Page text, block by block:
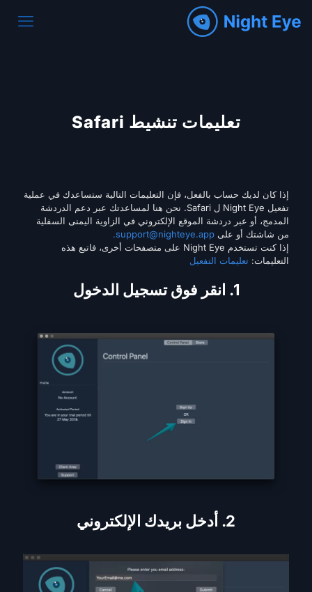
تعليمات تنشيط Safari
إذا كان لديك حساب بالفعل، فإن التعليمات التالية ستساعدك في عملية
تفعيل Night Eye ل Safari. نحن هنا لمساعدتك عبر دعم الدردشة
المدمج، أو عبر دردشة الموقع الإلكتروني في الزاوية اليمنى السفلية
من شاشتك أو على support@nighteye.app
.
إذا كنت تستخدم Night Eye على متصفحات أخرى، فاتبع هذه
التعليمات: تعليمات التفعيل
1. انقر فوق تسجيل الدخول
2. أدخل بريدك الإلكتروني